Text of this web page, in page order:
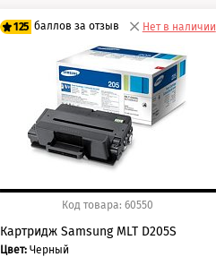
125 баллов за отзыв
100 баллов
125 баллов
Нет в наличии
Код товара: 60550
Картридж Samsung MLT D205S
Цвет: Черный